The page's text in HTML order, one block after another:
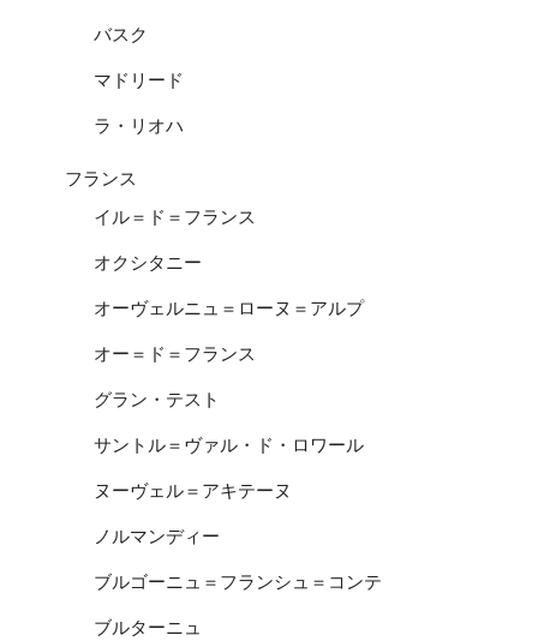
バスク
マドリード
ラ・リオハ
フランス
イル＝ド＝フランス
オクシタニー
オーヴェルニュ＝ローヌ＝アルプ
オー＝ド＝フランス
グラン・テスト
サントル＝ヴァル・ド・ロワール
ヌーヴェル＝アキテーヌ
ノルマンディー
ブルゴーニュ＝フランシュ＝コンテ
ブルターニュ